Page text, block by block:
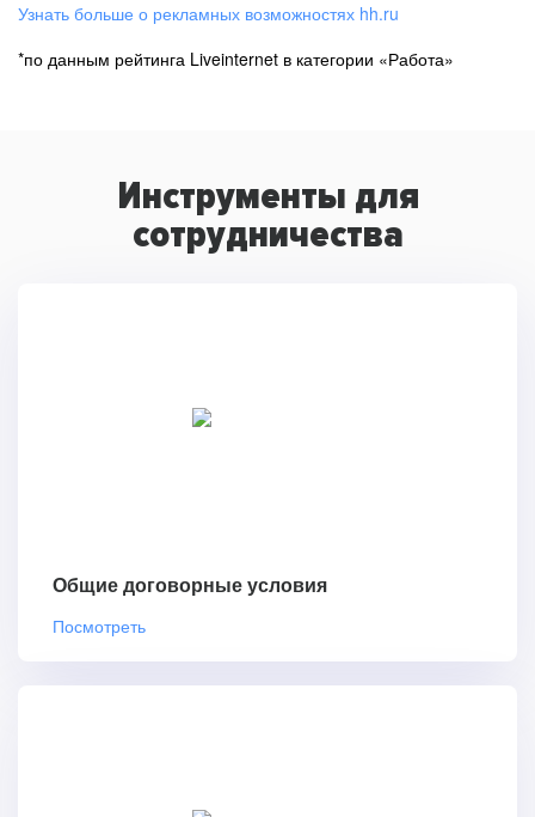
Узнать больше о рекламных возможностях hh.ru
*по данным рейтинга Liveinternet в категории «Работа»
Инструменты для
сотрудничества
Общие договорные условия
Посмотреть